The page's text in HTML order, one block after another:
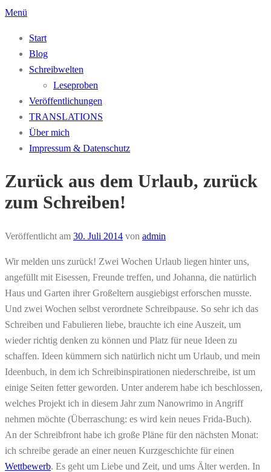
Zum
springen
Menü
Start
Blog
Schreibwelten
Leseproben
Veröffentlichungen
TRANSLATIONS
Über mich
Impressum & Datenschutz
Zurück aus dem Urlaub, zurück
zum Schreiben!
Veröffentlicht am 30. Juli 2014 von admin
Wir melden uns zurück! Zwei Wochen Urlaub liegen hinter uns,
angefüllt mit Eisessen, Freunde treffen, und Johanna, die natürlich
Haus und Garten ihrer Großeltern ausgiebigst erforschen musste.
Und zwei Wochen selbst verordnete Schreibpause. So sehr ich das
Schreiben und Fabulieren liebe, brauchte ich eine Auszeit, um
wieder richtig denken zu können und Platz für neue Ideen zu
schaffen. Ideen kümmern sich natürlich nicht um Urlaub, und mein
Ideenbuch, in dem ich Schreibinspirationen niederschreibe, ist um
einige Seiten fetter geworden. Unter anderem habe ich beschlossen,
welches Projekt ich in diesem Jahr zum Nanowrimo in Angriff
nehmen möchte (Überraschung: es wird kein neues Frida-Buch).
An der Schreibfront habe ich große Pläne für den nächsten Monat:
ich schreibe gerade an einer neuen Kurzgeschichte für einen
Wettbewerb. Es geht um Liebe und Zeit, und ums Älter werden. In